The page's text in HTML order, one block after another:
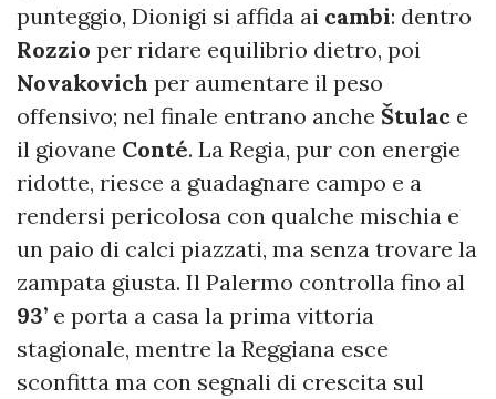
punteggio, Dionigi si affida ai cambi: dentro
Rozzio per ridare equilibrio dietro, poi
Novakovich per aumentare il peso
offensivo; nel finale entrano anche Štulac e
il giovane Conté. La Regia, pur con energie
ridotte, riesce a guadagnare campo e a
rendersi pericolosa con qualche mischia e
un paio di calci piazzati, ma senza trovare la
zampata giusta. Il Palermo controlla fino al
93’ e porta a casa la prima vittoria
stagionale, mentre la Reggiana esce
sconfitta ma con segnali di crescita sul